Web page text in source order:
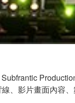
、影片畫面內容、